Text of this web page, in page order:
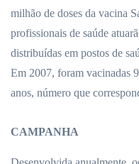
milhão de doses da vacina
profissionais de saúde
distribuídas em postos de
Em 2007, foram vacinadas
anos, número que
CAMPANHA